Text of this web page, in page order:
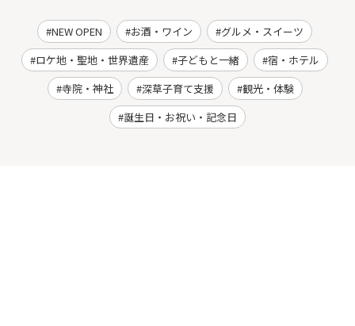
NEW OPEN お酒・ワイン
グルメ・スイーツ
ロケ地・聖地・世界遺産
子どもと一緒
宿・ホテル
寺院・神社
深草子育て支援
観光・体験
誕生日・お祝い・記念日